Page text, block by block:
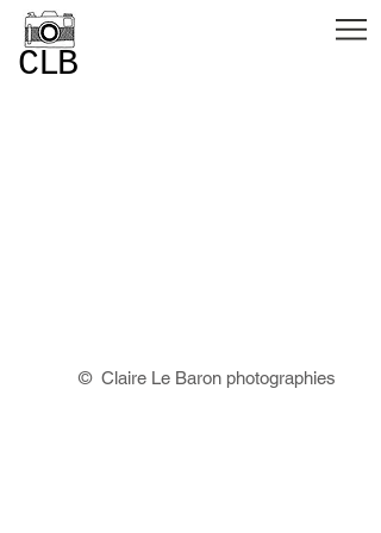
CLB
© Claire Le Baron photographies